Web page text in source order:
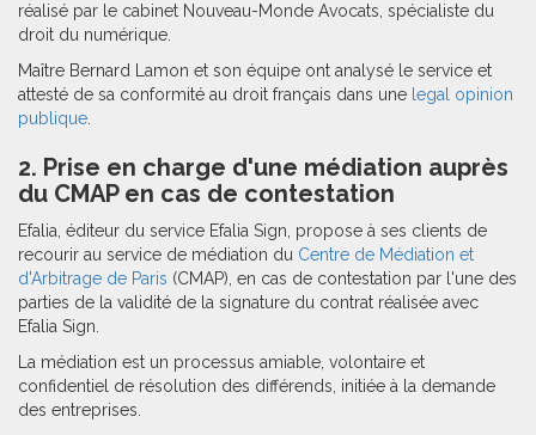
réalisé par le cabinet Nouveau-Monde Avocats, spécialiste du
droit du numérique.
Maître Bernard Lamon et son équipe ont analysé le service et
attesté de sa conformité au droit français dans une legal opinion
publique
2. Prise en charge d'une médiation auprès
du CMAP en cas de contestation
Efalia, éditeur du service Efalia Sign, propose à ses clients de
recourir au service de médiation du Centre de Médiation et
d'Arbitrage de Paris (CMAP), en cas de contestation par l'une des
parties de la validité de la signature du contrat réalisée avec
Efalia Sign.
La médiation est un processus amiable, volontaire et
confidentiel de résolution des différends, initiée à la demande
des entreprises.